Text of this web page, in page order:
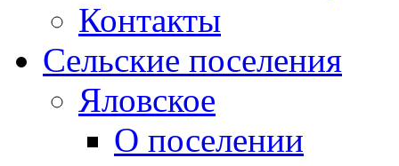
Контакты
Сельские поселения
Яловское
О поселении